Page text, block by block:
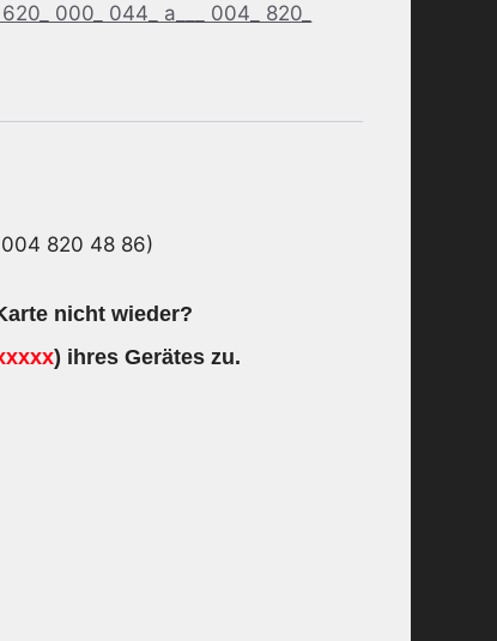
000_ 044_ a___ 004_ 820_
820 48 86)
nicht wieder?
) ihres Gerätes zu.